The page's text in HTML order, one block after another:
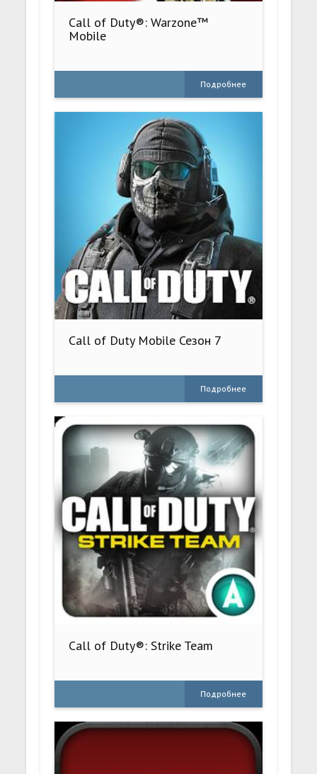
Call of Duty®: Warzone™
Mobile
Подробнее
Call of Duty Mobile Сезон 7
Подробнее
Call of Duty®: Strike Team
Подробнее